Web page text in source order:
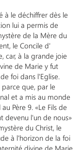
à le déchiffrer dès le
lui a permis de
de la Mère du
le Concile d'
car, à la grande joie
de Marie y fut
foi dans l'Eglise.
parce que, par le
et a mis au monde
Père 9. «Le Fils de
devenu l'un de nous»
du Christ, le
à l'horizon de la foi